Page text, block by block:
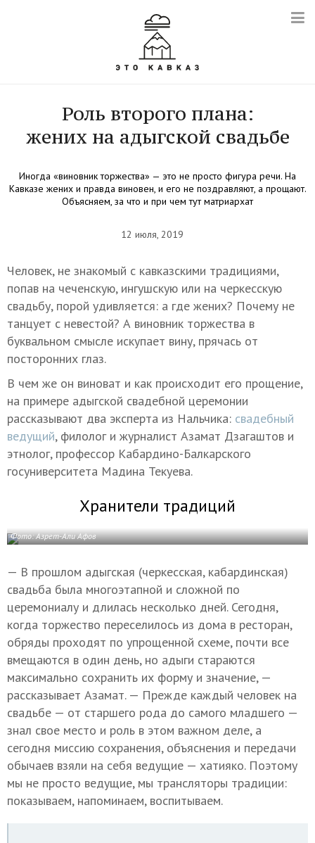
Роль второго плана:
жених на адыгской свадьбе
Иногда «виновник торжества» — это не просто фигура речи. На
Кавказе жених и правда виновен, и его не поздравляют, а прощают.
Объясняем, за что и при чем тут матриархат
12 июля, 2019
Человек, не знакомый с кавказскими традициями,
попав на чеченскую, ингушскую или на черкесскую
свадьбу, порой удивляется: а где жених? Почему не
танцует с невестой? А виновник торжества в
буквальном смысле искупает вину, прячась от
посторонних глаз.
В чем же он виноват и как происходит его прощение,
на примере адыгской свадебной церемонии
рассказывают два эксперта из Нальчика: свадебный
ведущий, филолог и журналист Азамат Дзагаштов и
этнолог, профессор Кабардино-Балкарского
госуниверситета Мадина Текуева.
Хранители традиций
Фото: Азрет-Али Афов
— В прошлом адыгская (черкесская, кабардинская)
свадьба была многоэтапной и сложной по
церемониалу и длилась несколько дней. Сегодня,
когда торжество переселилось из дома в ресторан,
обряды проходят по упрощенной схеме, почти все
вмещаются в один день, но адыги стараются
максимально сохранить их форму и значение, —
рассказывает Азамат. — Прежде каждый человек на
свадьбе — от старшего рода до самого младшего —
знал свое место и роль в этом важном деле, а
сегодня миссию сохранения, объяснения и передачи
обычаев взяли на себя ведущие — хатияко. Поэтому
мы не просто ведущие, мы трансляторы традиции:
показываем, напоминаем, воспитываем.